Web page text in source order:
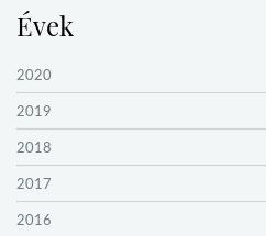
Évek
2020
2019
2018
2017
2016